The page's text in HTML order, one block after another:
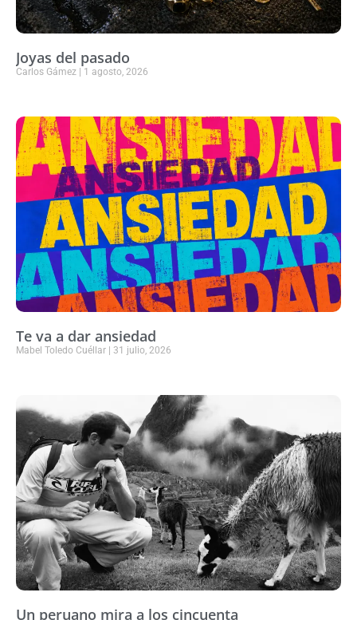
Joyas del pasado
Carlos Gámez 1 agosto, 2026
Te va a dar ansiedad
Mabel Toledo Cuéllar 31 julio, 2026
Un peruano mira a los cincuenta